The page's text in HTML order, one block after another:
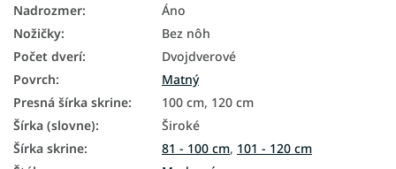
Nadrozmer:
Áno
Nožičky:
Bez nôh
Počet dverí:
Dvojdverové
Povrch:
Matný
Presná šírka skrine:
100 cm, 120 cm
Šírka (slovne):
Široké
Šírka skrine: 81 - 100 cm, 101 - 120 cm